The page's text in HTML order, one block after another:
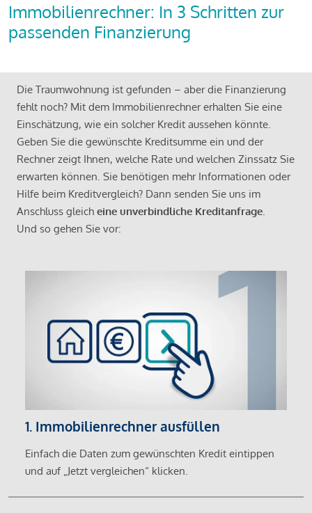
Immobilienrechner: In 3 Schritten zur
passenden Finanzierung
Die Traumwohnung ist gefunden – aber die Finanzierung
fehlt noch? Mit dem Immobilienrechner erhalten Sie eine
Einschätzung, wie ein solcher Kredit aussehen könnte.
Geben Sie die gewünschte Kreditsumme ein und der
Rechner zeigt Ihnen, welche Rate und welchen Zinssatz Sie
erwarten können. Sie benötigen mehr Informationen oder
Hilfe beim Kreditvergleich? Dann senden Sie uns im
Anschluss gleich eine unverbindliche Kreditanfrage.
Und so gehen Sie vor:
1. Immobilienrechner ausfüllen
Einfach die Daten zum gewünschten Kredit eintippen
und auf „Jetzt vergleichen“ klicken.